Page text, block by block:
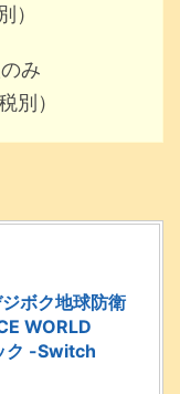
）
み
別）
ボク地球防衛
WORLD
ク -Switch